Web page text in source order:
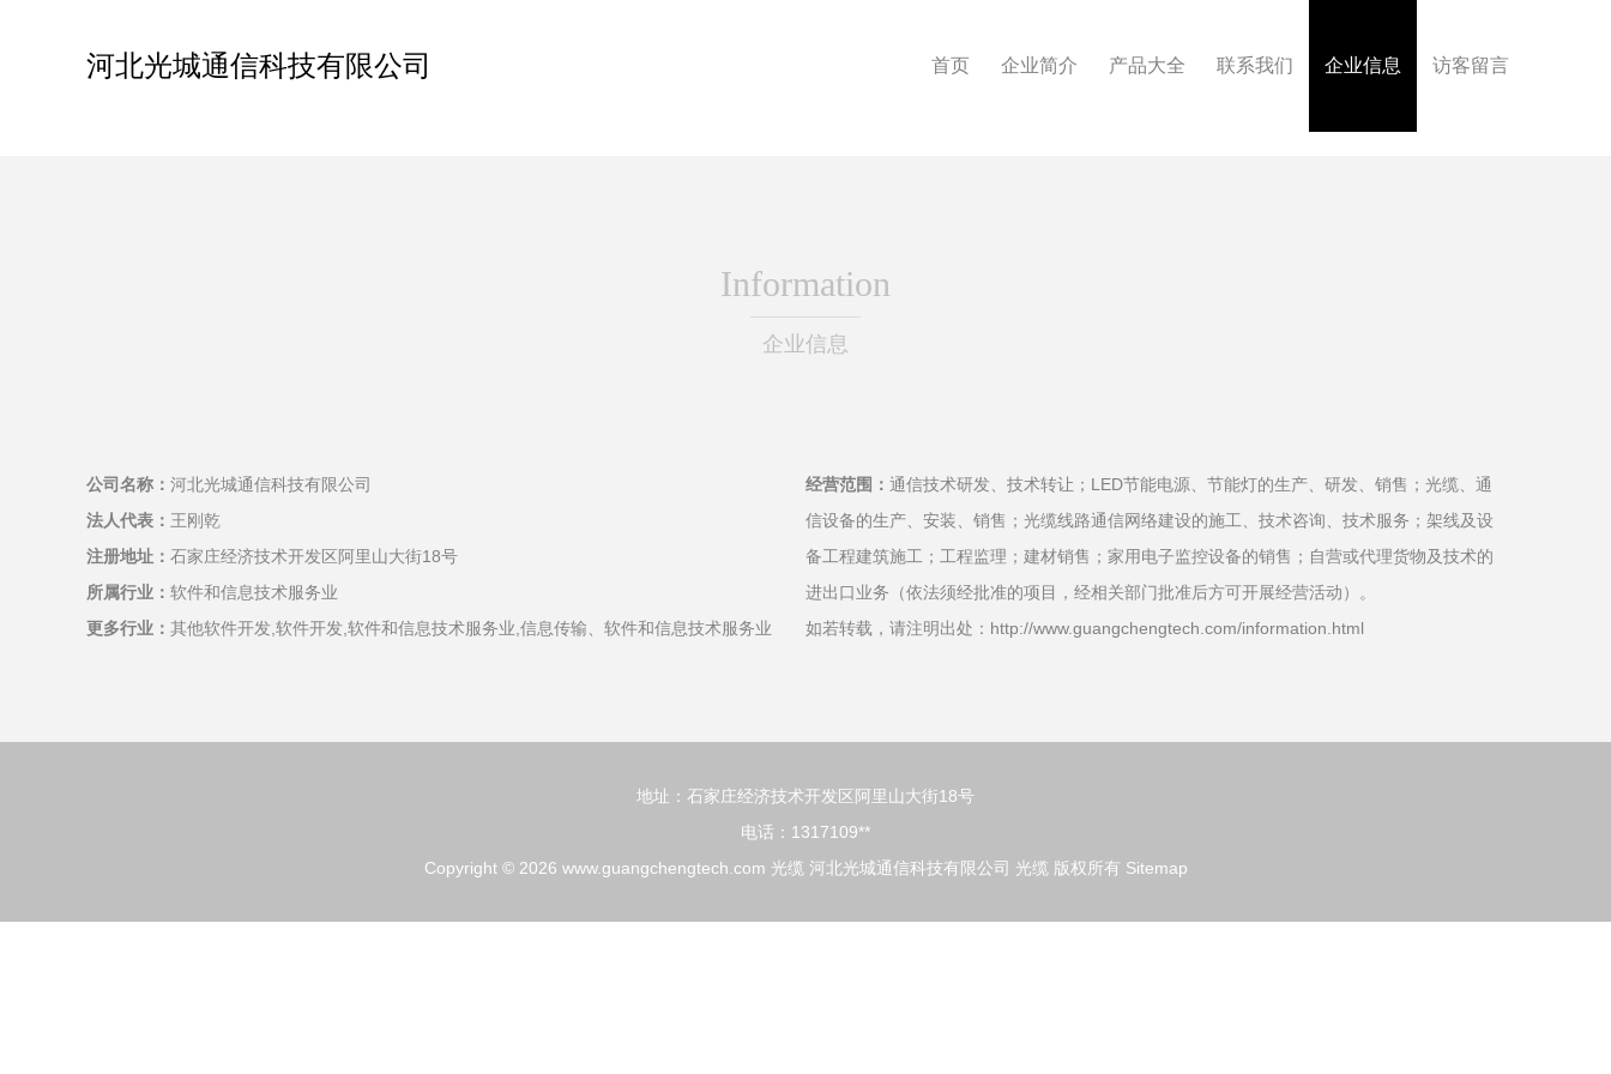
河北光城通信科技有限公司 首页 企业简介 产品大全 联系我们 企业信息 访客留言
Information
企业信息
公司名称： 河北光城通信科技有限公司
法人代表： 王刚乾
注册地址： 石家庄经济技术开发区阿里山大街18号
所属行业： 软件和信息技术服务业
更多行业： 其他软件开发,软件开发,软件和信息技术服务业,信息传输、软件和信息技术服务业
经营范围： 通信技术研发、技术转让；LED节能电源、节能灯的生产、研发、销售；光缆、通
信设备的生产、安装、销售；光缆线路通信网络建设的施工、技术咨询、技术服务；架线及设
备工程建筑施工；工程监理；建材销售；家用电子监控设备的销售；自营或代理货物及技术的
进出口业务（依法须经批准的项目，经相关部门批准后方可开展经营活动）。
如若转载，请注明出处：http://www.guangchengtech.com/information.html
地址：石家庄经济技术开发区阿里山大街18号
电话：1317109**
Copyright © 2026 www.guangchengtech.com 光缆 河北光城通信科技有限公司 光缆 版权所有 Sitemap